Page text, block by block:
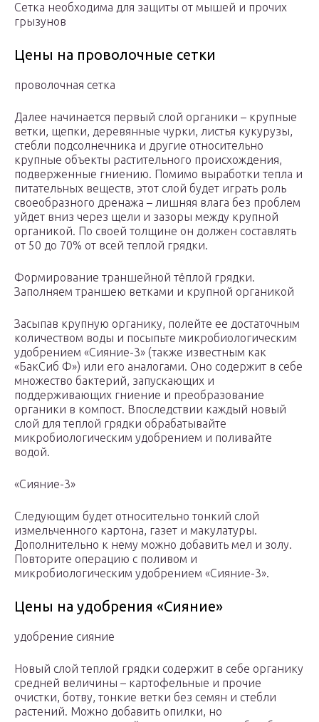
Сетка необходима для защиты от мышей и прочих
грызунов
Цены на проволочные сетки
проволочная сетка
Далее начинается первый слой органики – крупные
ветки, щепки, деревянные чурки, листья кукурузы,
стебли подсолнечника и другие относительно
крупные объекты растительного происхождения,
подверженные гниению. Помимо выработки тепла и
питательных веществ, этот слой будет играть роль
своеобразного дренажа – лишняя влага без проблем
уйдет вниз через щели и зазоры между крупной
органикой. По своей толщине он должен составлять
от 50 до 70% от всей теплой грядки.
Формирование траншейной тёплой грядки.
Заполняем траншею ветками и крупной органикой
Засыпав крупную органику, полейте ее достаточным
количеством воды и посыпьте микробиологическим
удобрением «Сияние-3» (также известным как
«БакСиб Ф») или его аналогами. Оно содержит в себе
множество бактерий, запускающих и
поддерживающих гниение и преобразование
органики в компост. Впоследствии каждый новый
слой для теплой грядки обрабатывайте
микробиологическим удобрением и поливайте
водой.
«Сияние-3»
Следующим будет относительно тонкий слой
измельченного картона, газет и макулатуры.
Дополнительно к нему можно добавить мел и золу.
Повторите операцию с поливом и
микробиологическим удобрением «Сияние-3».
Цены на удобрения «Сияние»
удобрение сияние
Новый слой теплой грядки содержит в себе органику
средней величины – картофельные и прочие
очистки, ботву, тонкие ветки без семян и стебли
растений. Можно добавить опилки, но